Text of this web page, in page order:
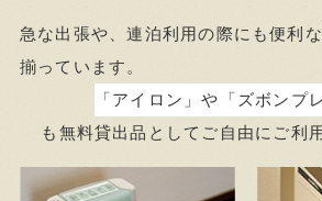
急な出張や、連泊利用の際にも便利
揃っています。
「アイロン」や「ズボンプ
も無料貸出品としてご自由にご利